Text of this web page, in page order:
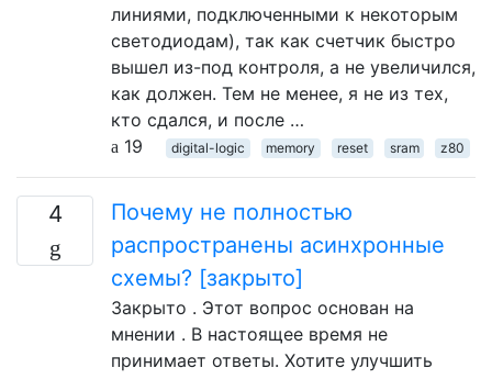
линиями, подключенными к некоторым
светодиодам), так как счетчик быстро
вышел из-под контроля, а не увеличился,
как должен. Тем не менее, я не из тех,
кто сдался, и после …
19
digital-logic memory reset sram z80
4
Почему не полностью
распространены асинхронные
схемы? [закрыто]
Закрыто . Этот вопрос основан на
мнении . В настоящее время не
принимает ответы. Хотите улучшить